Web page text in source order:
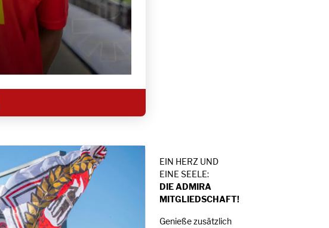
EIN HERZ UND
EINE SEELE:
DIE ADMIRA
MITGLIEDSCHAFT!
Genieße zusätzlich